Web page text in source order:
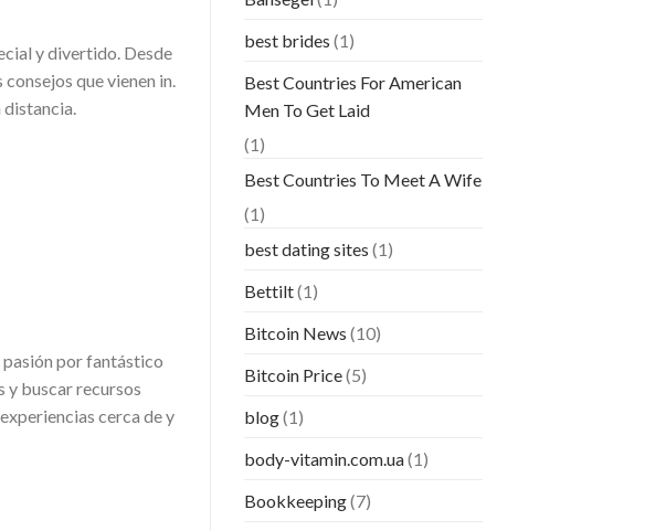
y divertido. Desde
que vienen in.
distancia.
por fantástico
y buscar recursos
cerca de y
best brides (1)
Best Countries For American
Men To Get Laid
(1)
Best Countries To Meet A Wife
(1)
best dating sites (1)
Bettilt(1)
Bitcoin News (10)
Bitcoin Price(5)
blog(1)
body-vitamin.com.ua(1)
Bookkeeping(7)